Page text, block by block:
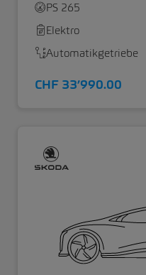
PS 265
Elektro
Automatikgetriebe
CHF 33’990.00